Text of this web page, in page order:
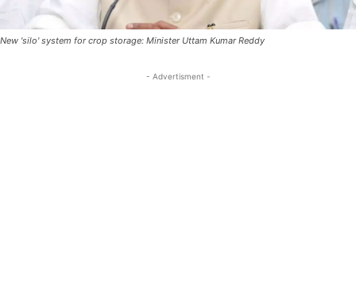
New 'silo' system for crop storage: Minister Uttam Kumar Reddy
- Advertisment -